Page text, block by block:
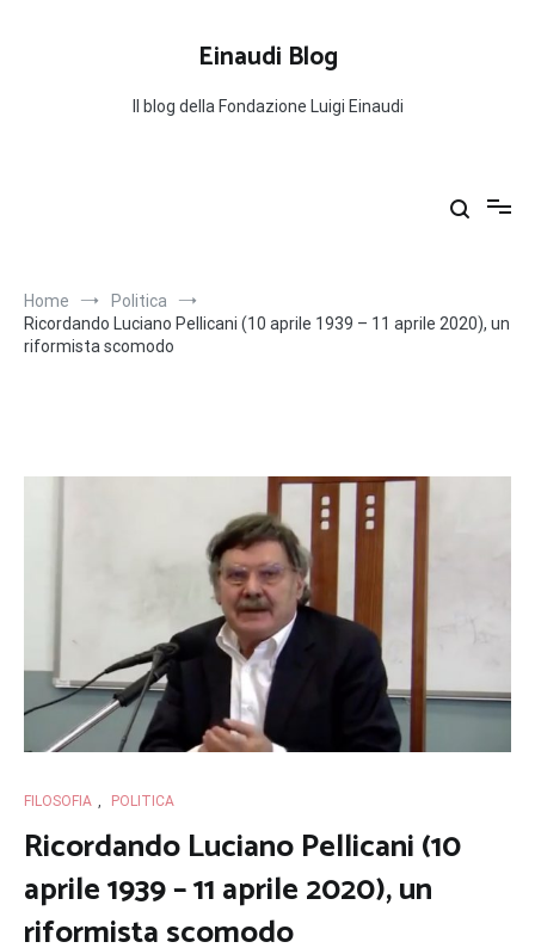
Einaudi Blog
Il blog della Fondazione Luigi Einaudi
Home
Politica
Ricordando Luciano Pellicani (10 aprile 1939 – 11 aprile 2020), un
riformista scomodo
FILOSOFIA POLITICA
Ricordando Luciano Pellicani (10
aprile 1939 – 11 aprile 2020), un
riformista scomodo